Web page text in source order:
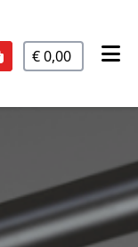
€ 0,00